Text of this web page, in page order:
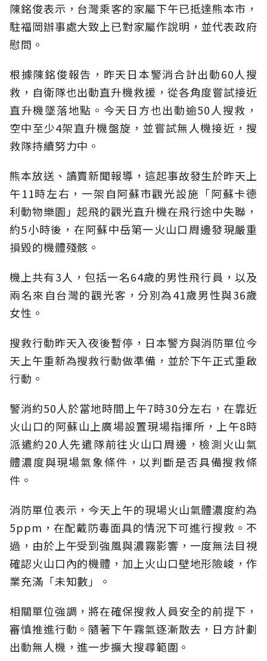
陳銘俊表示，台灣乘客的家屬下午已抵達熊本市，
駐福岡辦事處大致上已對家屬作說明，並代表政府
慰問。
根據陳銘俊報告，昨天日本警消合計出動60人搜
救，自衛隊也出動直升機救援，從各角度嘗試接近
直升機墜落地點。今天日方也出動逾50人搜救，
空中至少4架直升機盤旋，並嘗試無人機接近，搜
救隊持續努力中。
熊本放送、讀賣新聞報導，這起事故發生於昨天上
午11時左右，一架自阿蘇市觀光設施「阿蘇卡德
利動物樂園」起飛的觀光直升機在飛行途中失聯，
約5小時後，在阿蘇中岳第一火山口周邊發現嚴重
損毀的機體殘骸。
機上共有3人，包括一名64歲的男性飛行員，以及
兩名來自台灣的觀光客，分別為41歲男性與36歲
女性。
搜救行動昨天入夜後暫停，日本警方與消防單位今
天上午重新為搜救行動做準備，並於下午正式重啟
行動。
警消約50人於當地時間上午7時30分左右，在靠近
火山口的阿蘇山上廣場設置現場指揮所，上午8時
派遣約20人先遣隊前往火山口周邊，檢測火山氣
體濃度與現場氣象條件，以判斷是否具備搜救條
件。
消防單位表示，今天上午的現場火山氣體濃度約為
5ppm，在配戴防毒面具的情況下可進行搜救。不
過，由於上午受到強風與濃霧影響，一度無法目視
確認火山口內的機體，加上火山口壁地形險峻，作
業充滿「未知數」。
相關單位強調，將在確保搜救人員安全的前提下，
審慎推進行動。隨著下午霧氣逐漸散去，日方計劃
出動無人機，進一步擴大搜尋範圍。